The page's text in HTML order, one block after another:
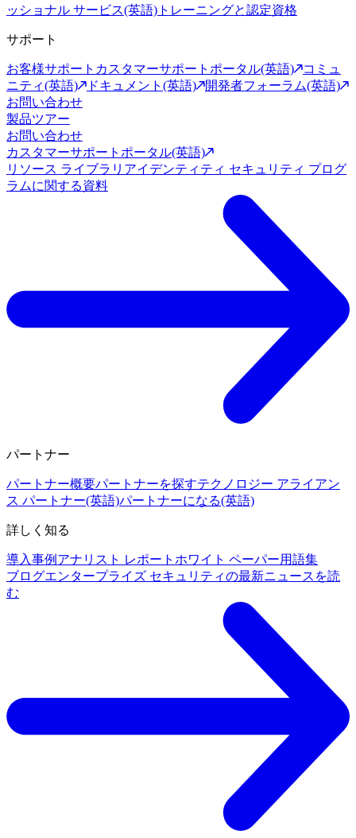
ッショナル サービス(英語) トレーニングと認定資格
サポート
お客様サポート カスタマーサポートポータル(英語)
コミュ
ニティ(英語)
ドキュメント(英語)
開発者フォーラム(英語)
お問い合わせ
製品ツアー
お問い合わせ
カスタマーサポートポータル(英語)
リソース ライブラリ アイデンティティ セキュリティ プログ
ラムに関する資料
パートナー
パートナー概要パートナーを探すテクノロジー アライアン
ス パートナー(英語)パートナーになる(英語)
詳しく知る
導入事例 アナリスト レポート ホワイト ペーパー用語集
ブログエンタープライズ セキュリティの最新ニュースを読
む